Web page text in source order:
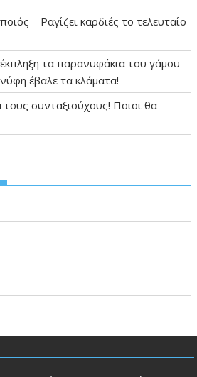
– Ραγίζει καρδιές το τελευταίο
τα παρανυφάκια του γάμου
έβαλε τα κλάματα!
συνταξιούχους! Ποιοι θα